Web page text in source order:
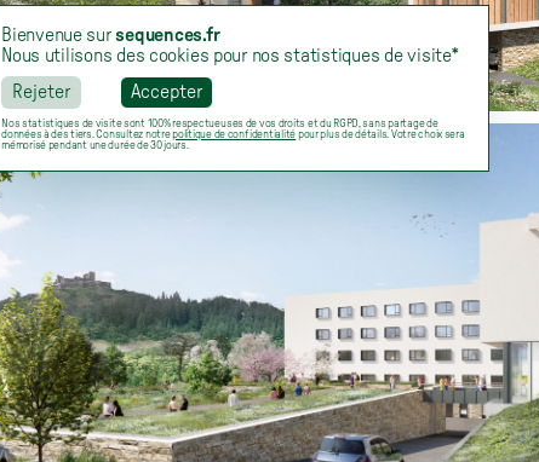
Bienvenue sursequences.fr
Nous utilisons des cookies pour nos statistiques de visite*
Rejeter
Accepter
Nos statistiques de visite sont 100% respectueuses de vos droits et du RGPD, sans partage de
données à des tiers. Consultez notrepolitique de confidentialité pour plus de détails. Votre choix sera
mémorisé pendant une durée de 30 jours.